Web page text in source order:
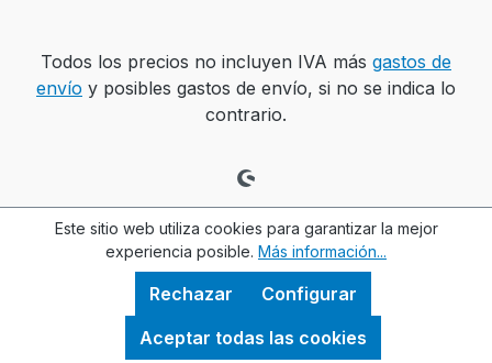
Todos los precios no incluyen IVA más gastos de
envío y posibles gastos de envío, si no se indica lo
contrario.
Este sitio web utiliza cookies para garantizar la mejor
experiencia posible. Más información...
Rechazar
Configurar
Aceptar todas las cookies